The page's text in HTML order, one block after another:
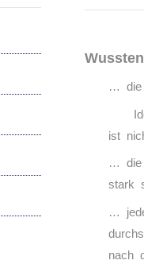
… die
ist
… die
stark
…
nach